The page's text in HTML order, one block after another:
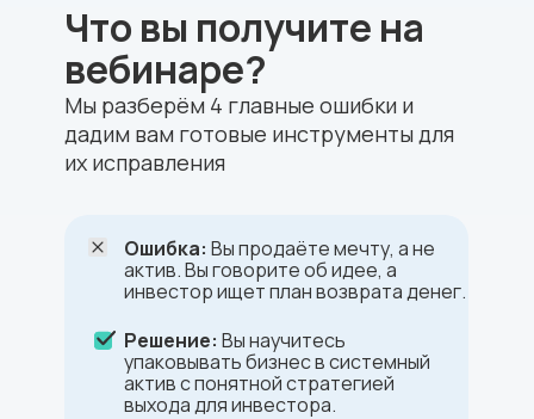
Что вы получите на
вебинаре?
Мы разберём 4 главные ошибки и
дадим вам готовые инструменты для
их исправления
Ошибка: Вы продаёте мечту, а не
актив. Вы говорите об идее, а
инвестор ищет план возврата денег.
Решение: Вы научитесь
упаковывать бизнес в системный
актив с понятной стратегией
выхода для инвестора.